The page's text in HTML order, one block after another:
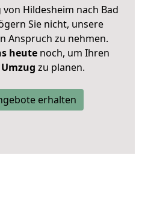
Hildesheim nach Bad
Sie nicht, unsere
Anspruch zu nehmen.
heutenoch, um Ihren
zu planen.
erhalten